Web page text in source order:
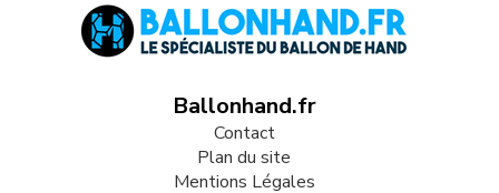
Ballonhand.fr
Contact
Plan du site
Mentions Légales